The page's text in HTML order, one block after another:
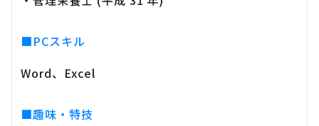
■PCスキル
Word、Excel
■趣味・特技